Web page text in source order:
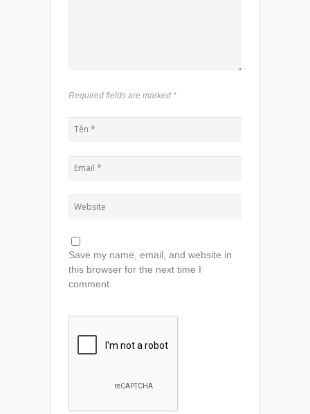
Required fields are marked *
Save my name, email, and website in
this browser for the next time I
comment.